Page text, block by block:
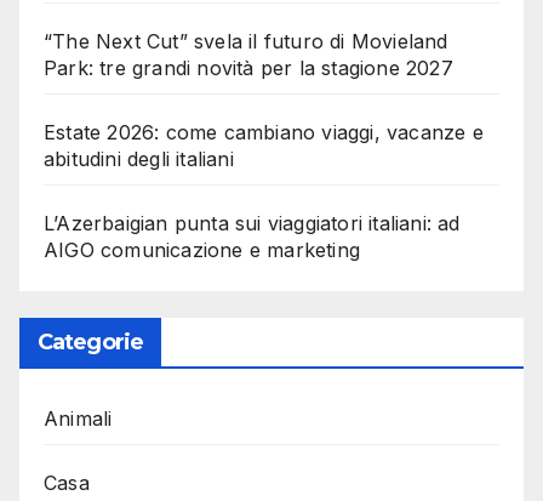
“The Next Cut” svela il futuro di Movieland
Park: tre grandi novità per la stagione 2027
Estate 2026: come cambiano viaggi, vacanze e
abitudini degli italiani
L’Azerbaigian punta sui viaggiatori italiani: ad
AIGO comunicazione e marketing
Categorie
Animali
Casa